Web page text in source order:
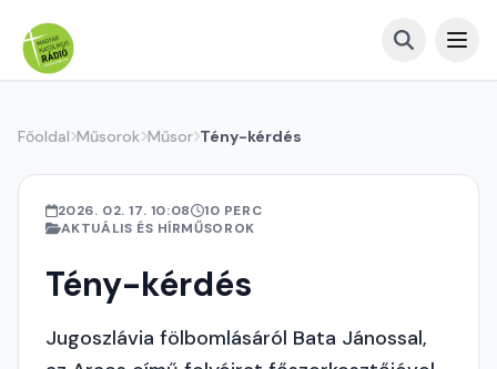
Főoldal Műsorok Műsor Tény-kérdés
2026. 02. 17. 10:08
10 PERC
AKTUÁLIS ÉS HÍRMŰSOROK
Tény-kérdés
Jugoszlávia fölbomlásáról Bata Jánossal,